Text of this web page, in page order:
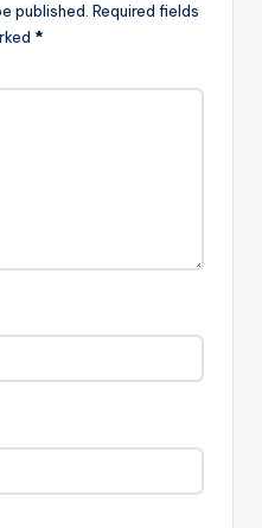
published. Required fields
*